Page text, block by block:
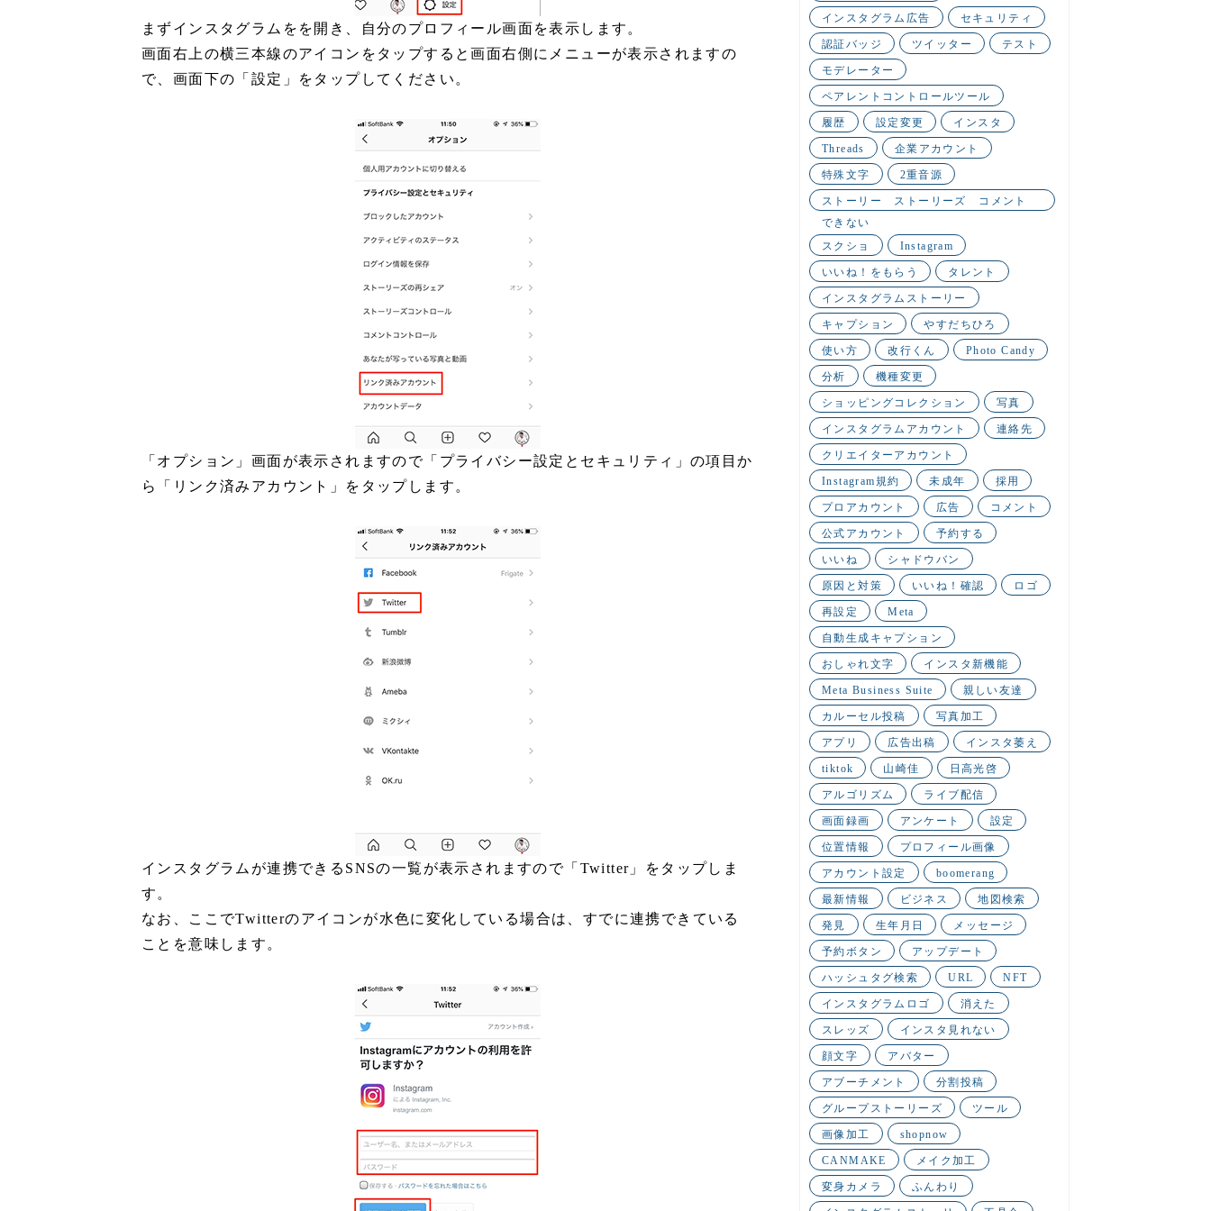
まずインスタグラムをを開き、自分のプロフィール画面を表示します。
画面右上の横三本線のアイコンをタップすると画面右側にメニューが表示されますの
で、画面下の「設定」をタップしてください。
「オプション」画面が表示されますので「プライバシー設定とセキュリティ」の項目か
ら「リンク済みアカウント」をタップします。
インスタグラムが連携できるSNSの一覧が表示されますので「Twitter」をタップしま
す。
なお、ここでTwitterのアイコンが水色に変化している場合は、すでに連携できている
ことを意味します。
インスタグラム広告 セキュリティ
認証バッジ ツイッター テスト
モデレーター
ペアレントコントロールツール
履歴 設定変更 インスタ
Threads 企業アカウント
特殊文字 2重音源
ストーリー ストーリーズ コメント
できない
スクショ
Instagram
いいね！をもらう タレント
インスタグラムストーリー
キャプション やすだちひろ
使い方 改行くん Photo Candy
分析 機種変更
ショッピングコレクション 写真
インスタグラムアカウント 連絡先
クリエイターアカウント
Instagram規約 未成年 採用
プロアカウント 広告 コメント
公式アカウント 予約する
いいね シャドウバン
原因と対策 いいね！確認 ロゴ
再設定 Meta
自動生成キャプション
おしゃれ文字 インスタ新機能
Meta Business Suite 親しい友達
カルーセル投稿 写真加工
アプリ 広告出稿 インスタ萎え
tiktok 山崎佳 日高光啓
アルゴリズム ライブ配信
画面録画 アンケート 設定
位置情報 プロフィール画像
アカウント設定 boomerang
最新情報 ビジネス 地図検索
発見 生年月日 メッセージ
予約ボタン アップデート
ハッシュタグ検索 URL NFT
インスタグラムロゴ 消えた
スレッズ インスタ見れない
顔文字 アバター
アブーチメント 分割投稿
グループストーリーズ ツール
画像加工 shopnow
CANMAKE メイク加工
変身カメラ ふんわり